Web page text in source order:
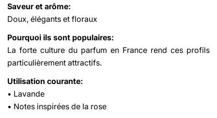
Saveur et arôme:
Doux, élégants et floraux
Pourquoi ils sont populaires:
La forte culture du parfum en France rend ces profils
particulièrement attractifs.
Utilisation courante:
• Lavande
• Notes inspirées de la rose